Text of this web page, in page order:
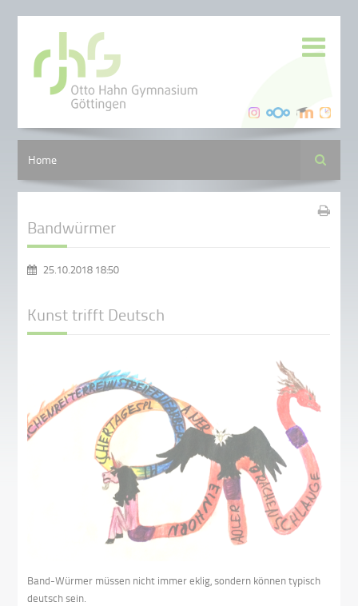
Home Suche
Bandwürmer
25.10.2018 18:50
Kunst trifft Deutsch
Band-Würmer müssen nicht immer eklig, sondern können typisch
deutsch sein.